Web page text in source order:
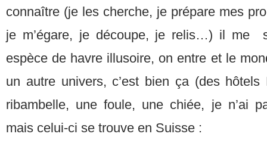
connaître (je les cherche, je prépare mes
je m’égare, je découpe, je relis…) il me
espèce de havre illusoire, on entre et le
un autre univers, c’est bien ça (des
ribambelle, une foule, une chiée, je n’ai
mais celui-ci se trouve en Suisse :